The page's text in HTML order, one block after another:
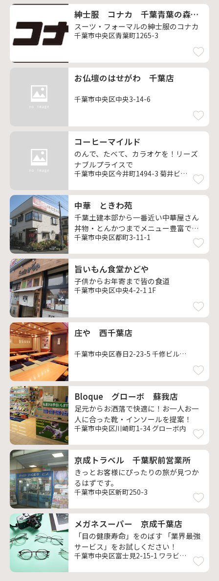
紳士服 コナカ 千葉青葉の森公園店
スーツ・フォーマルの紳士服のコナカ
千葉市中央区青葉町1265-3
お仏壇のはせがわ 千葉店
千葉市中央区中央3-14-6
コーヒーマイルド
のんで、たべて、カラオケを！リーズ
ナブルプライスで
千葉市中央区今井町1494-3 菊井ビル1F
中華 ときわ苑
千葉土建本部から一番近い中華屋さん
丼物・とんかつまでメニュー豊富で安
い
千葉市中央区都町3-11-1
旨いもん食堂かどや
子供からお年寄まで皆の食道
千葉市中央区中央4-2-1 1F
庄や 西千葉店
千葉市中央区春日2-23-5 千修ビル1階
Bloque グローボ 蘇我店
足元からお洒落で快適に！お一人お一
人に合った靴・インソールを提案！
千葉市中央区川崎町1-34 グローボ内
京成トラベル 千葉駅前営業所
きっとお客様にぴったりの旅が見つか
るはずです。
千葉市中央区新町250-3
メガネスーパー 京成千葉店
「目の健康寿命」をのばす 「業界最強
サービス」をお試しください！
千葉市中央区富士見2-15-1 ワラビビル1F